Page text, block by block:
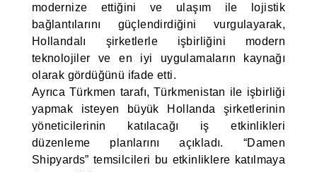
modernize ettiğini ve ulaşım ile lojistik
bağlantılarını güçlendirdiğini vurgulayarak,
Hollandalı şirketlerle işbirliğini modern
teknolojiler ve en iyi uygulamaların kaynağı
olarak gördüğünü ifade etti.
Ayrıca Türkmen tarafı, Türkmenistan ile işbirliği
yapmak isteyen büyük Hollanda şirketlerinin
yöneticilerinin katılacağı iş etkinlikleri
düzenleme planlarını açıkladı. “Damen
Shipyards” temsilcileri bu etkinliklere katılmaya